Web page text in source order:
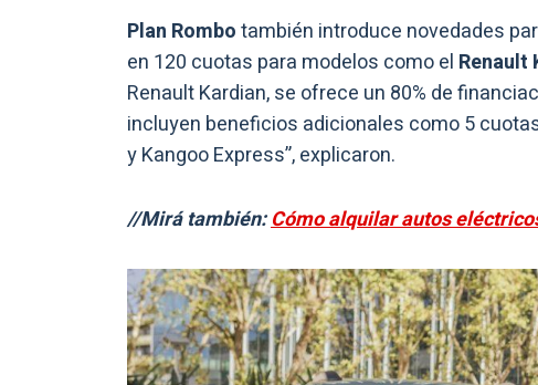
Plan Rombotambién introduce novedades
en 120 cuotas para modelos como el Renault
Renault Kardian, se ofrece un 80% de
incluyen beneficios adicionales como 5
y Kangoo Express”, explicaron.
//Mirá también:Cómo alquilar autos